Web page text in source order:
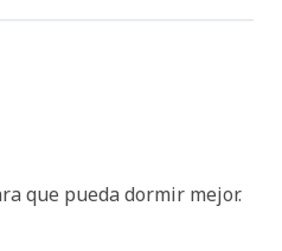
que pueda dormir mejor.